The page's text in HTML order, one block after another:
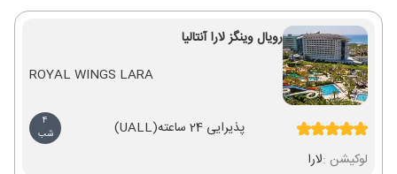
رویال وینگز لارا آنتالیا
ROYAL WINGS LARA
پذیرایی 24 ساعته (UALL)
4
شب
لوکیشن :لارا